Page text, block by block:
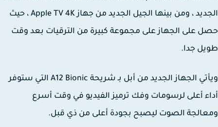
الجديد ، ومن بينها الجيل الجديد من جهاز Apple TV 4K ، حيث
على الجهاز على مجموعة كبيرة من الترقيات بعد وقت
جدا.
ويأتي الجهاز الجديد من أبل بـ شريحة A12 Bionic التي ستوفر
أعلى لرسومات وفك ترميز الفيديو في وقت أسرع
الصوت ليصبح بجودة أعلى من ذي قبل.